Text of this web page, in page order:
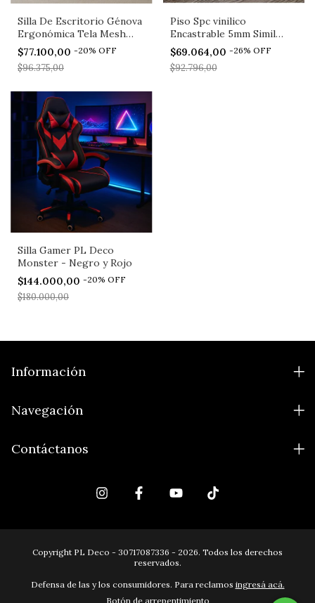
Silla De Escritorio Génova
Ergonómica Tela Mesh
Negra Pldeco
$77.100,00 -20% OFF
$96.375,00
Piso Spc vinilico
Encastrable 5mm Simil
Madera - Roble Imperial
$69.064,00 -26% OFF
$92.796,00
Silla Gamer PL Deco
Monster - Negro y Rojo
$144.000,00 -20% OFF
$180.000,00
Información
Navegación
Contáctanos
Copyright PL Deco - 30717087336 - 2026. Todos los derechos
reservados.
Defensa de las y los consumidores. Para reclamos ingresá acá.
Botón de arrepentimiento